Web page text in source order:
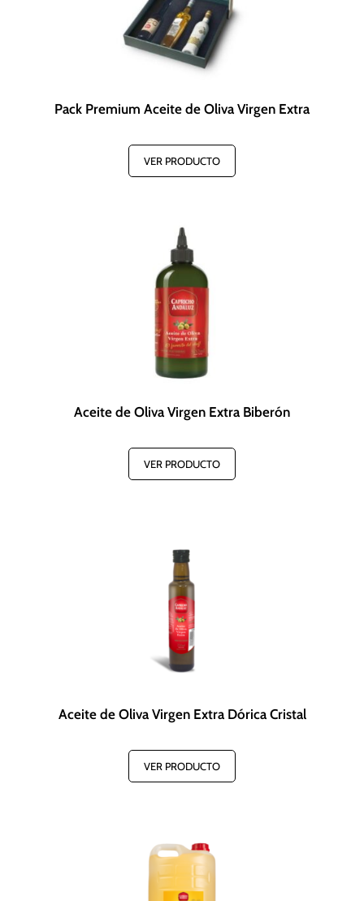
Pack Premium Aceite de Oliva Virgen Extra
VER PRODUCTO
Aceite de Oliva Virgen Extra Biberón
VER PRODUCTO
Aceite de Oliva Virgen Extra Dórica Cristal
VER PRODUCTO